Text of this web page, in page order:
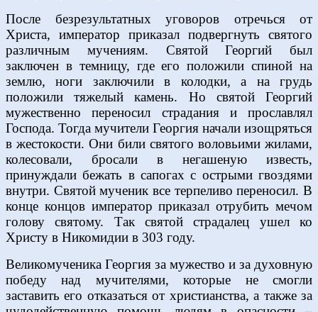
После безрезультатных уговоров отречься от
Христа, император приказал подвергнуть святого
различным мучениям. Святой Георгий был
заключен в темницу, где его положили спиной на
землю, ноги заключили в колодки, а на грудь
положили тяжелый камень. Но святой Георгий
мужественно переносил страдания и прославлял
Господа. Тогда мучители Георгия начали изощряться
в жестокости. Они били святого воловьими жилами,
колесовали, бросали в негашеную известь,
принуждали бежать в сапогах с острыми гвоздями
внутри. Святой мученик все терпеливо переносил. В
конце концов император приказал отрубить мечом
голову святому. Так святой страдалец ушел ко
Христу в Никомидии в 303 году.
Великомученика Георгия за мужество и за духовную
победу над мучителями, которые не смогли
заставить его отказаться от христианства, а также за